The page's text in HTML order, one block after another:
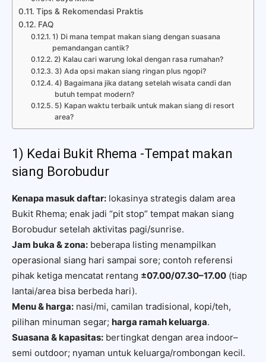
Tips & Rekomendasi Praktis
FAQ
1) Di mana tempat makan siang dengan suasana
pemandangan cantik?
2) Kalau cari warung lokal dengan rasa rumahan?
3) Ada opsi makan siang ringan plus ngopi?
4) Bagaimana jika datang setelah wisata candi dan
butuh tempat modern?
5) Kapan waktu terbaik untuk makan siang di resort
area?
1) Kedai Bukit Rhema -Tempat makan
siang Borobudur
Kenapa masuk daftar: lokasinya strategis dalam area
Bukit Rhema; enak jadi “pit stop” tempat makan siang
Borobudur setelah aktivitas pagi/sunrise.
Jam buka & zona: beberapa listing menampilkan
operasional siang hari sampai sore; contoh referensi
pihak ketiga mencatat rentang ±07.00/07.30–17.00 (tiap
lantai/area bisa berbeda hari).
Menu & harga: nasi/mi, camilan tradisional, kopi/teh,
pilihan minuman segar; harga ramah keluarga.
Suasana & kapasitas: bertingkat dengan area indoor–
semi outdoor; nyaman untuk keluarga/rombongan kecil.